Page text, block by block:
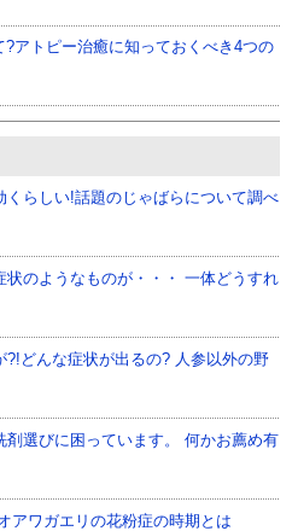
?アトピー治癒に知っておくべき4つの
くらしい!話題のじゃばらについて調べ
状のようなものが・・・ 一体どうすれ
?!どんな症状が出るの? 人参以外の野
剤選びに困っています。 何かお薦め有
アワガエリの花粉症の時期とは